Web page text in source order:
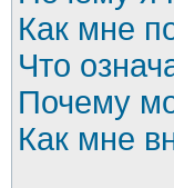
Как мне
Что
Почему
Как мне